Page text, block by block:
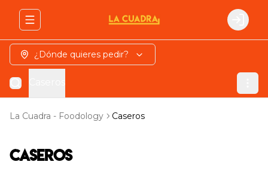
Abrir menu de navegación Login
¿Dónde quieres pedir?
La Cuadra - Foodology Caseros
Caseros